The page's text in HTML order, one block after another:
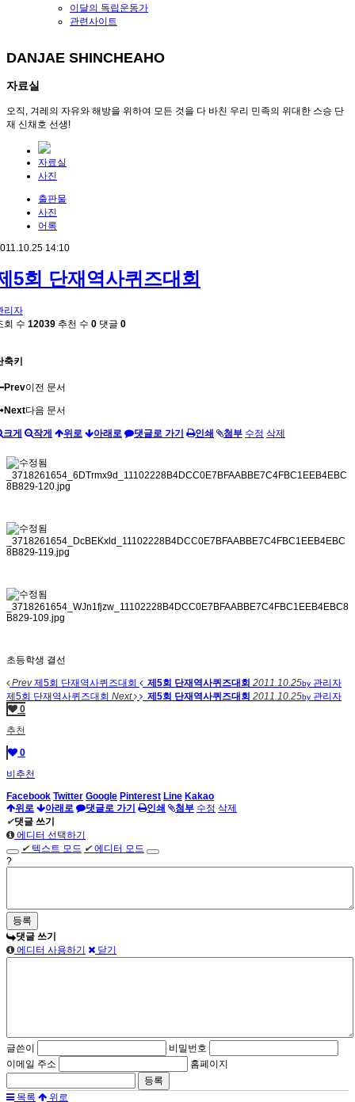
이달의 독립운동가
관련사이트
DANJAE SHINCHEAHO
자료실
오직, 겨레의 자유와 해방을 위하여 모든 것을 다 바친 우리 민족의 위대한 스승 단
재 신채호 선생!
자료실
사진
출판물
사진
어록
14:10
5회 단재역사퀴즈대회
리자
회 수 12039 추천 수 0 댓글 0
축키
Prev이전 문서
Next다음 문서
크게 작게 위로 아래로 댓글로 가기 인쇄 첨부 수정 삭제
초등학생 결선
Prev제5회 단재역사퀴즈대회 제5회 단재역사퀴즈대회 2011.10.25by 관리자
제5회 단재역사퀴즈대회 Next 제5회 단재역사퀴즈대회 2011.10.25by 관리자
0
추천
0
비추천
Facebook Twitter Google Pinterest Line Kakao
위로
아래로 댓글로 가기 인쇄 첨부 수정 삭제
✔댓글 쓰기
에디터 선택하기
✔ 텍스트 모드 ✔에디터 모드
?
댓글 쓰기
에디터 사용하기
닫기
글쓴이
비밀번호
이메일 주소
홈페이지
목록 위로